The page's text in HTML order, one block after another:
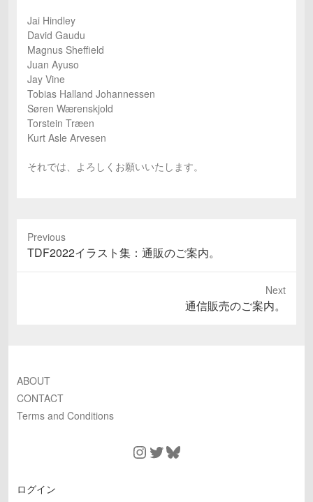
Jai Hindley
David Gaudu
Magnus Sheffield
Juan Ayuso
Jay Vine
Tobias Halland Johannessen
Søren Wærenskjold
Torstein Træen
Kurt Asle Arvesen
それでは、よろしくお願いいたします。
Previous
Previous
post:
TDF2022イラスト集：通販のご案内。
Next
通信販売のご案内。
ABOUT
CONTACT
Terms and Conditions
Instagram
TwitterBluesky
ログイン